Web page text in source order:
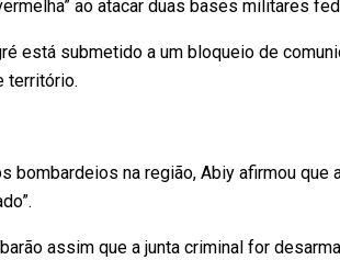
ao atacar duas bases militares
está submetido a um bloqueio de
território.
bombardeios na região, Abiy afirmou que
assim que a junta criminal for